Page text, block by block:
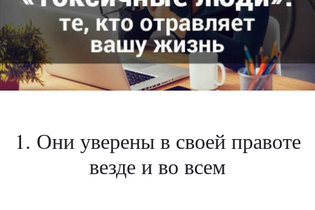
1. Они уверены в своей правоте
везде и во всем